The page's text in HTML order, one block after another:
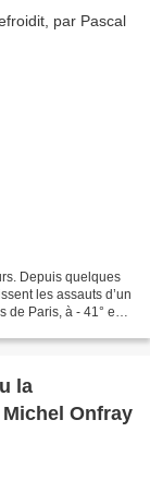
Depuis quelques
les assauts d’un
Paris, à - 41° en
la
Onfray